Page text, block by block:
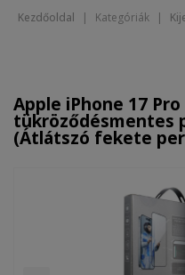
Kezdőoldal | Kategóriák |
Apple iPhone 17
tükröződésmentes
(Átlátszó fekete